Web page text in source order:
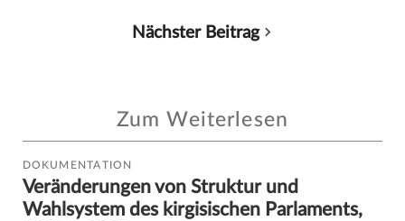
Nächster Beitrag
Zum Weiterlesen
DOKUMENTATION
Veränderungen von Struktur und
Wahlsystem des kirgisischen Parlaments,